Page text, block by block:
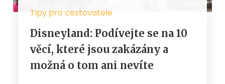
Tipy pro cestovatele
Disneyland: Podívejte se na 10
věcí, které jsou zakázány a
možná o tom ani nevíte